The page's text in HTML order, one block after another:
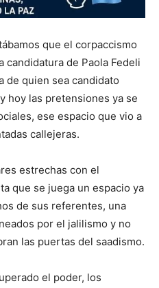
que el corpaccismo
candidatura de Paola Fedeli
de quien sea candidato
hoy las pretensiones ya se
ese espacio que vio a
callejeras.
estrechas con el
que se juega un espacio ya
de sus referentes, una
por el jalilismo y no
las puertas del saadismo.
el poder, los